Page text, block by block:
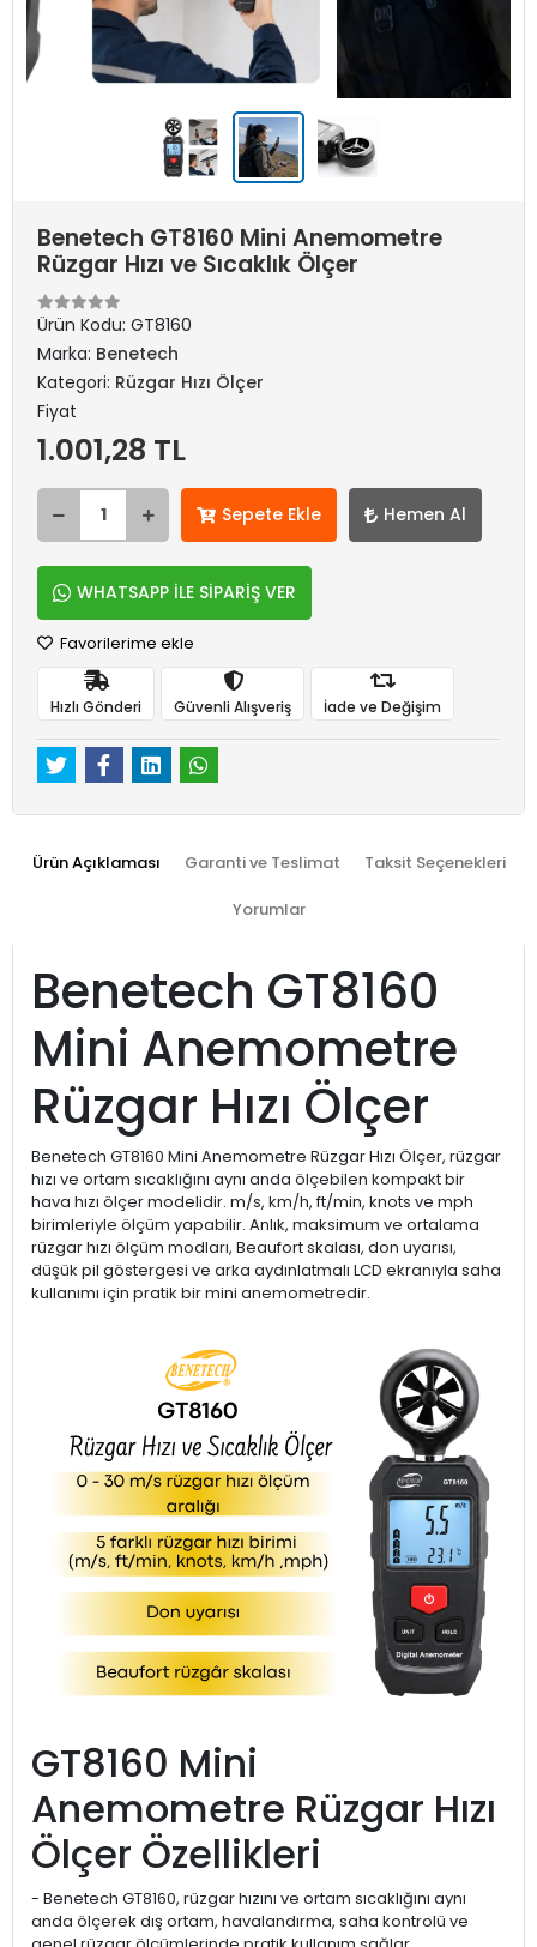
Benetech GT8160 Mini Anemometre
Rüzgar Hızı ve Sıcaklık Ölçer
Ürün Kodu: GT8160
Marka: Benetech
Kategori: Rüzgar Hızı Ölçer
Fiyat
1.001,28 TL
Sepete Ekle Hemen Al
WHATSAPP İLE SİPARİŞ VER
Favorilerime ekle
Hızlı Gönderi Güvenli Alışveriş İade ve Değişim
Ürün Açıklaması Garanti ve Teslimat Taksit Seçenekleri
Yorumlar
Benetech GT8160
Mini Anemometre
Rüzgar Hızı Ölçer
Benetech GT8160 Mini Anemometre Rüzgar Hızı Ölçer, rüzgar
hızı ve ortam sıcaklığını aynı anda ölçebilen kompakt bir
hava hızı ölçer modelidir. m/s, km/h, ft/min, knots ve mph
birimleriyle ölçüm yapabilir. Anlık, maksimum ve ortalama
rüzgar hızı ölçüm modları, Beaufort skalası, don uyarısı,
düşük pil göstergesi ve arka aydınlatmalı LCD ekranıyla saha
kullanımı için pratik bir mini anemometredir.
GT8160 Mini
Anemometre Rüzgar Hızı
Ölçer Özellikleri
- Benetech GT8160, rüzgar hızını ve ortam sıcaklığını aynı
anda ölçerek dış ortam, havalandırma, saha kontrolü ve